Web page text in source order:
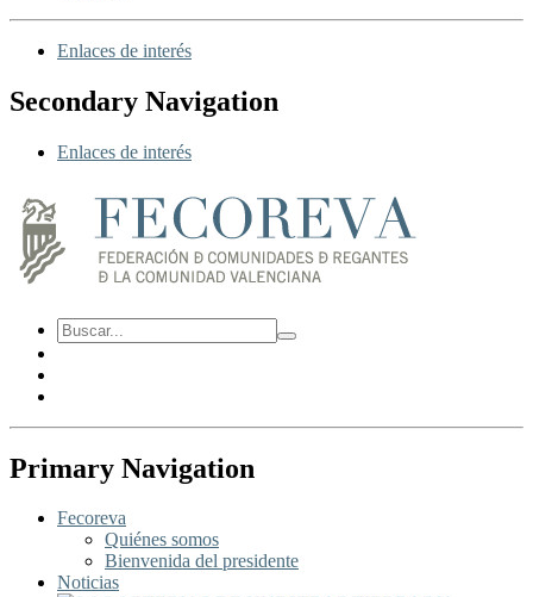
Enlaces de interés
Secondary Navigation
Enlaces de interés
Primary Navigation
Fecoreva
Quiénes somos
Bienvenida del presidente
Noticias